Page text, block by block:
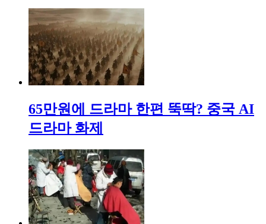
65만원에 드라마 한편 뚝딱? 중국 AI
드라마 화제